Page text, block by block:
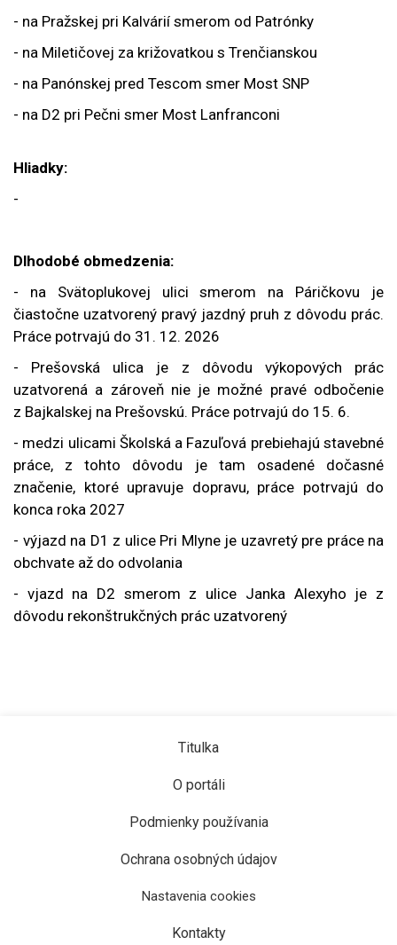
- na Pražskej pri Kalvárií smerom od Patrónky
- na Miletičovej za križovatkou s Trenčianskou
- na Panónskej pred Tescom smer Most SNP
- na D2 pri Pečni smer Most Lanfranconi
Hliadky:
-
Dlhodobé obmedzenia:
- na Svätoplukovej ulici smerom na Páričkovu je
čiastočne uzatvorený pravý jazdný pruh z dôvodu prác.
Práce potrvajú do 31. 12. 2026
- Prešovská ulica je z dôvodu výkopových prác
uzatvorená a zároveň nie je možné pravé odbočenie
z Bajkalskej na Prešovskú. Práce potrvajú do 15. 6.
- medzi ulicami Školská a Fazuľová prebiehajú stavebné
práce, z tohto dôvodu je tam osadené dočasné
značenie, ktoré upravuje dopravu, práce potrvajú do
konca roka 2027
- výjazd na D1 z ulice Pri Mlyne je uzavretý pre práce na
obchvate až do odvolania
- vjazd na D2 smerom z ulice Janka Alexyho je z
dôvodu rekonštrukčných prác uzatvorený
Titulka
O portáli
Podmienky používania
Ochrana osobných údajov
Nastavenia cookies
Kontakty